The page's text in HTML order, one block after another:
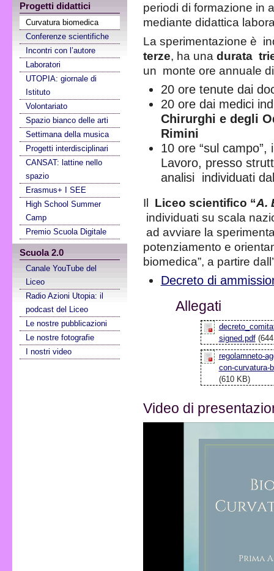
Progetti didattici
Curvatura biomedica
Conferenze scientifiche
Incontri con l’autore
Laboratori
UTOPIA: giornale di
Istituto
Volontariato
Spazio bianco delle arti
Settimana della musica
Progetti interdisciplinari
CANSAT: lattine nello
spazio
Erasmus+ I SEE
High School Summer
Camp
Premio Scuola Digitale
Scuola 2.0
Canale YouTube del
Liceo
Radio Azioni Utopia: il
podcast del Liceo
Le nostre pubblicazioni
Le nostre fotografie
I nostri video
periodi di formazione in
mediante didattica
La sperimentazione è
terze, ha una durata
un monte ore annuale
20 ore tenute dai
20 ore dai medici
Chirurghi e degli
Rimini
10 ore “sul
Lavoro, presso
analisi individuati
Il Liceo scientifico “A.
individuati su scala
ad avviare la
potenziamento e
biomedica”, a partire
Decreto di
Allegati
signed.pdf
regolamneto-
con-curvatura-
(610 KB)
Video di